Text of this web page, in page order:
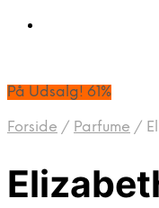
På Udsalg! 61%
Forside / Parfume /